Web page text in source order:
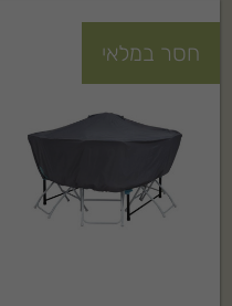
חסר במלאי